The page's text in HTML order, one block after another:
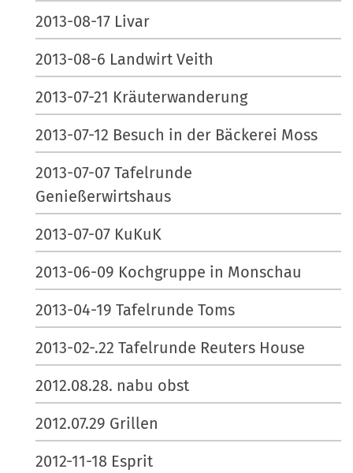
2013-08-17 Livar
2013-08-6 Landwirt Veith
2013-07-21 Kräuterwanderung
2013-07-12 Besuch in der Bäckerei Moss
2013-07-07 Tafelrunde
Genießerwirtshaus
2013-07-07 KuKuK
2013-06-09 Kochgruppe in Monschau
2013-04-19 Tafelrunde Toms
2013-02-.22 Tafelrunde Reuters House
2012.08.28. nabu obst
2012.07.29 Grillen
2012-11-18 Esprit